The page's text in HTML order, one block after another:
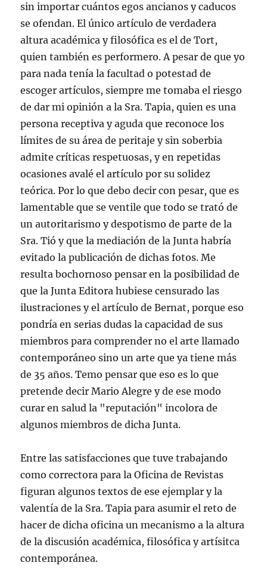
sin importar cuántos egos ancianos y caducos
se ofendan. El único artículo de verdadera
altura académica y filosófica es el de Tort,
quien también es performero. A pesar de que yo
para nada tenía la facultad o potestad de
escoger artículos, siempre me tomaba el riesgo
de dar mi opinión a la Sra. Tapia, quien es una
persona receptiva y aguda que reconoce los
límites de su área de peritaje y sin soberbia
admite críticas respetuosas, y en repetidas
ocasiones avalé el artículo por su solidez
teórica. Por lo que debo decir con pesar, que es
lamentable que se ventile que todo se trató de
un autoritarismo y despotismo de parte de la
Sra. Tió y que la mediación de la Junta habría
evitado la publicación de dichas fotos. Me
resulta bochornoso pensar en la posibilidad de
que la Junta Editora hubiese censurado las
ilustraciones y el artículo de Bernat, porque eso
pondría en serias dudas la capacidad de sus
miembros para comprender no el arte llamado
contemporáneo sino un arte que ya tiene más
de 35 años. Temo pensar que eso es lo que
pretende decir Mario Alegre y de ese modo
curar en salud la "reputación" incolora de
algunos miembros de dicha Junta.
Entre las satisfacciones que tuve trabajando
como correctora para la Oficina de Revistas
figuran algunos textos de ese ejemplar y la
valentía de la Sra. Tapia para asumir el reto de
hacer de dicha oficina un mecanismo a la altura
de la discusión académica, filosófica y artísitca
contemporánea.